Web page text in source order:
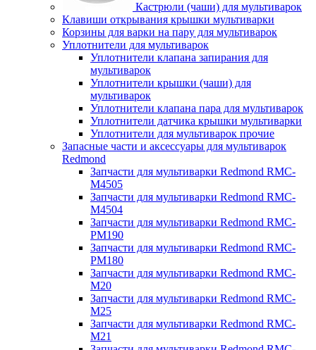
Кастрюли (чаши) для мультиварок
Клавиши открывания крышки мультиварки
Корзины для варки на пару для мультиварок
Уплотнители для мультиварок
Уплотнители клапана запирания для
мультиварок
Уплотнители крышки (чаши) для
мультиварок
Уплотнители клапана пара для мультиварок
Уплотнители датчика крышки мультиварки
Уплотнители для мультиварок прочие
Запасные части и аксессуары для мультиварок
Redmond
Запчасти для мультиварки Redmond RMC-
M4505
Запчасти для мультиварки Redmond RMC-
M4504
Запчасти для мультиварки Redmond RMC-
PM190
Запчасти для мультиварки Redmond RMC-
PM180
Запчасти для мультиварки Redmond RMC-
M20
Запчасти для мультиварки Redmond RMC-
M25
Запчасти для мультиварки Redmond RMC-
M21